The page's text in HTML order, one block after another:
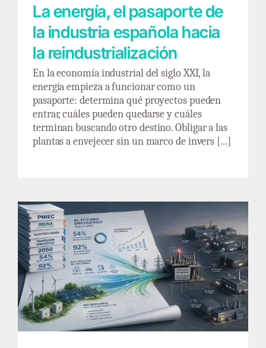
La energía, el pasaporte de
la industria española hacia
la reindustrialización
En la economía industrial del siglo XXI, la
energía empieza a funcionar como un
pasaporte: determina qué proyectos pueden
entrar, cuáles pueden quedarse y cuáles
terminan buscando otro destino. Obligar a las
plantas a envejecer sin un marco de invers [...]
Transición en el papel, tapón en la red: el
doble rasero de la electrificación renovable